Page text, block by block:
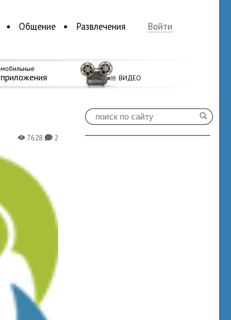
Общение Развлечения Войти
мобильные
приложения ВИДЕО
X7628K2